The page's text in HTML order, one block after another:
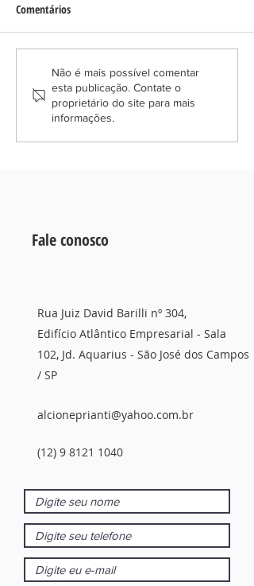
Desvendando a Partilha de
Bens em Divórcio
Comentários
Não é mais possível comentar
esta publicação. Contate o
proprietário do site para mais
informações.
Fale conosco
Rua Juiz David Barilli nº 304,
Edifício Atlântico Empresarial - Sala
102, Jd. Aquarius - São José dos Campos
/ SP
alcioneprianti@yahoo.com.br
(12) 9 8121 1040